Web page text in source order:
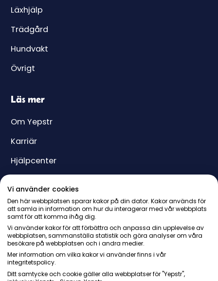
Läxhjälp
Trädgård
Hundvakt
Övrigt
Läs mer
Om Yepstr
Karriär
Hjälpcenter
Pris
Presentkort
Vi använder cookies
Den här webbplatsen sparar kakor på din dator. Kakor används för
att samla in information om hur du interagerar med vår webbplats
samt för att komma ihåg dig.
Vi använder kakor för att förbättra och anpassa din upplevelse av
webbplatsen, sammanställa statistik och göra analyser om våra
besökare på webbplatsen och i andra medier.
Mer information om vilka kakor vi använder finns i vår
integritetspolicy.
Ditt samtycke och cookie gäller alla webbplatser för "Yepstr",